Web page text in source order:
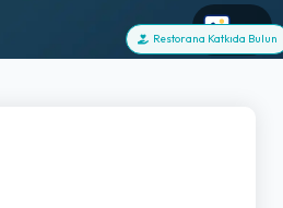
+0
Restorana Katkıda Bulun